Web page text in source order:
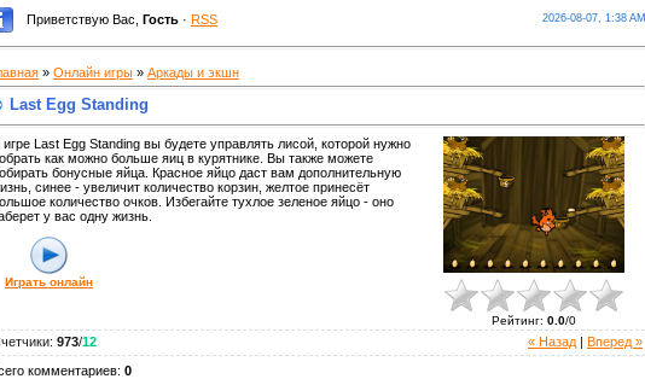
Приветствую Вас Гость · RSS 2026-08-07, 1:38 AM
» Онлайн игры » Аркады и экшн
Last Egg Standing
игре Last Egg Standing вы будете управлять лисой, которой нужно
как можно больше яиц в курятнике. Вы также можете
бонусные яйца. Красное яйцо даст вам дополнительную
синее - увеличит количество корзин, желтое принесёт
количество очков. Избегайте тухлое зеленое яйцо - оно
у вас одну жизнь.
Играть онлайн
Рейтинг: 0.0/0
« Назад | Вперед »
: 973/12
комментариев: 0